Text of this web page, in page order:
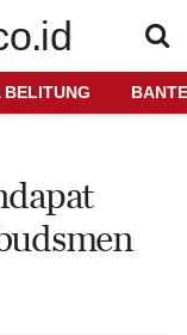
BELITUNG